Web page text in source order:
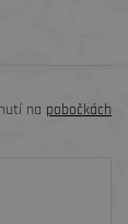
na pobočkách